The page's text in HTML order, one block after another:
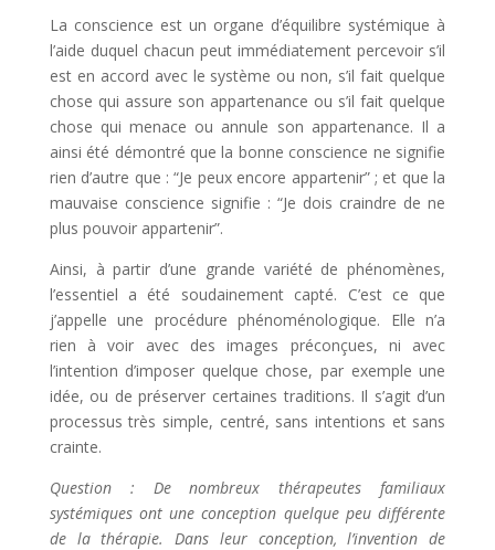
La conscience est un organe d’équilibre systémique à
l’aide duquel chacun peut immédiatement percevoir s’il
est en accord avec le système ou non, s’il fait quelque
chose qui assure son appartenance ou s’il fait quelque
chose qui menace ou annule son appartenance. Il a
ainsi été démontré que la bonne conscience ne signifie
rien d’autre que : “Je peux encore appartenir” ; et que la
mauvaise conscience signifie : “Je dois craindre de ne
plus pouvoir appartenir”.
Ainsi, à partir d’une grande variété de phénomènes,
l’essentiel a été soudainement capté. C’est ce que
j’appelle une procédure phénoménologique. Elle n’a
rien à voir avec des images préconçues, ni avec
l’intention d’imposer quelque chose, par exemple une
idée, ou de préserver certaines traditions. Il s’agit d’un
processus très simple, centré, sans intentions et sans
crainte.
Question : De nombreux thérapeutes familiaux
systémiques ont une conception quelque peu différente
de la thérapie. Dans leur conception, l’invention de